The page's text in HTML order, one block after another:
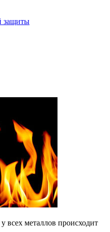
защиты
всех металлов происходит